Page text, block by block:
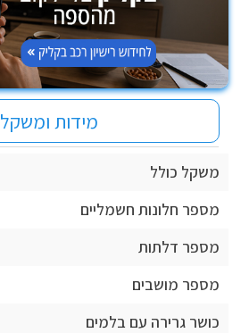
מידות ומשקל
משקל כולל
מספר חלונות חשמליים
מספר דלתות
מספר מושבים
כושר גרירה עם בלמים